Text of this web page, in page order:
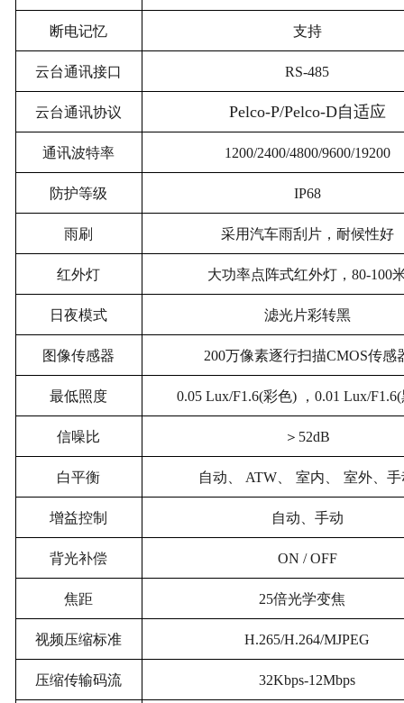
断电记忆 支持
云台通讯接口 RS-485
云台通讯协议 Pelco-P/Pelco-D自适应
通讯波特率 1200/2400/4800/9600/19200
防护等级 IP68
雨刷 采用汽车雨刮片，耐候性好
红外灯 大功率点阵式红外灯，80-100
日夜模式 滤光片彩转黑
图像传感器 200万像素逐行扫描CMOS传感
最低照度 0.05 Lux/F1.6(彩色) ，0.01 Lux/
信噪比 ＞ 52dB
白平衡 自动、 ATW 室内、 室外、
增益控制 自动、手动
背光补偿 ON / OFF
焦距 25倍光学变焦
视频压缩标准 H.265/H.264/MJPEG
压缩传输码流 32Kbps-12Mbps